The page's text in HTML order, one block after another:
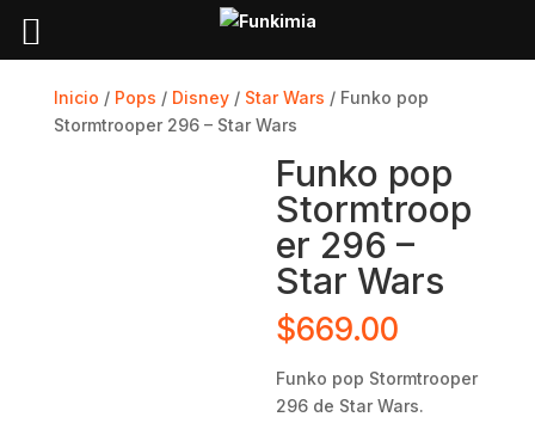
Inicio / Pops / Disney/ Star Wars / Funko pop
Stormtrooper 296 – Star Wars
Funko pop
Stormtroop
er 296 –
Star Wars
$669.00
Funko pop Stormtrooper
296 de Star Wars.